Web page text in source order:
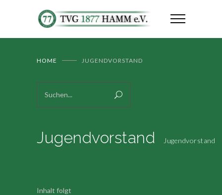
HOME JUGENDVORSTAND
Jugendvorstand Jugendvorstand
Inhalt folgt